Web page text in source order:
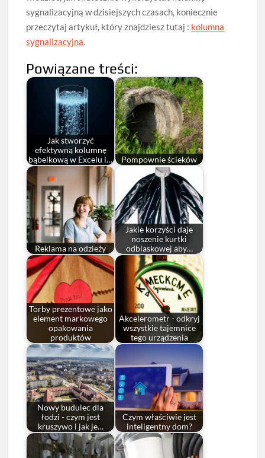
sygnalizacyjną w dzisiejszych czasach, koniecznie
przeczytaj artykuł, który znajdziesz tutaj : kolumna
sygnalizacyjna.
Powiązane treści:
Jak stworzyć
efektywną kolumnę
bąbelkową w Excelu i…
Pompownie ścieków
Reklama na odzieży
Jakie korzyści daje
noszenie kurtki
odblaskowej aby…
Torby prezentowe jako
element markowego
opakowania
produktów
Akcelerometr - odkryj
wszystkie tajemnice
tego urządzenia
Nowy budulec dla
łodzi - czym jest
kruszywo i jak je…
Czym właściwie jest
inteligentny dom?